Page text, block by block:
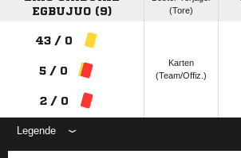
EGBUJUO (9)
(Tore)
43 / 0
5 / 0
2 / 0
Karten
(Team/Offiz.)
Legende
ANZEIGE